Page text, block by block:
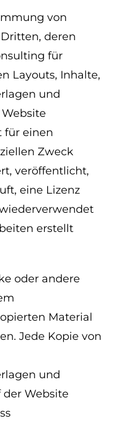
von
deren
für
Layouts, Inhalte,
und
für einen
Zweck
veröffentlicht,
eine Lizenz
erstellt
oder andere
Material
Jede Kopie von
und
Website